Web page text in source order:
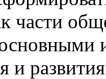
части
и